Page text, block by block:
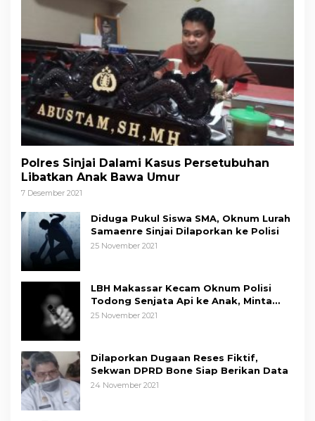
Polres Sinjai Dalami Kasus Persetubuhan
Libatkan Anak Bawa Umur
7 Desember 2021
Diduga Pukul Siswa SMA, Oknum Lurah
Samaenre Sinjai Dilaporkan ke Polisi
25 November 2021
LBH Makassar Kecam Oknum Polisi
Todong Senjata Api ke Anak, Minta
Kapolda Sulsel Tindak Tegas
25 November 2021
Dilaporkan Dugaan Reses Fiktif,
Sekwan DPRD Bone Siap Berikan Data
24 November 2021